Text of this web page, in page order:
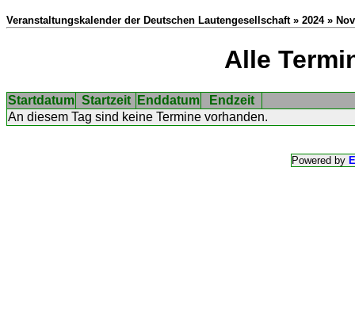
Veranstaltungskalender der Deutschen Lautengesellschaft » 2024 »
Alle
Startdatum Startzeit Enddatum
Endzeit
An diesem Tag sind keine Termine vorhanden.
Powered by